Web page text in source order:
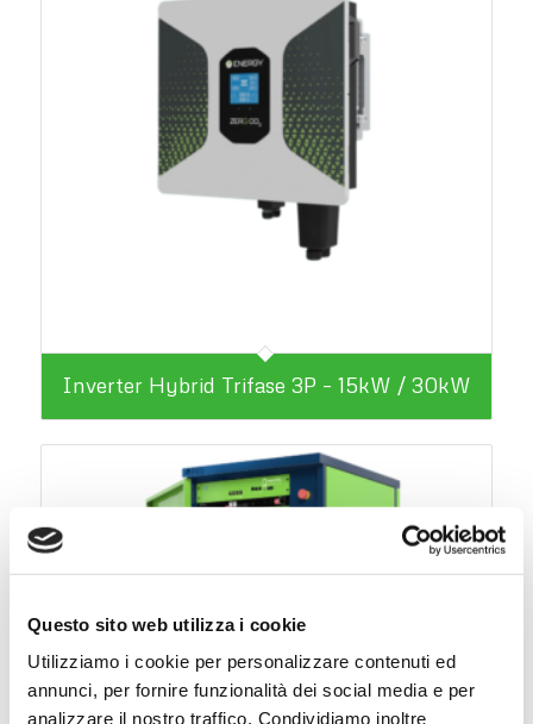
Questo sito web utilizza i cookie
Utilizziamo i cookie per personalizzare contenuti ed
annunci, per fornire funzionalità dei social media e per
analizzare il nostro traffico. Condividiamo inoltre
Inverter Hybrid Trifase 3P – 15kW / 30kW